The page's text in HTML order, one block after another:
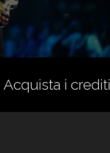
Acquista i crediti